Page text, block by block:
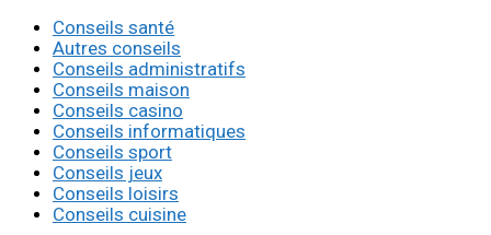
Conseils santé
Autres conseils
Conseils administratifs
Conseils maison
Conseils casino
Conseils informatiques
Conseils sport
Conseils jeux
Conseils loisirs
Conseils cuisine